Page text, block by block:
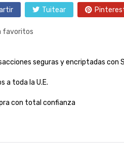
Tuitear
favoritos
seguras y encriptadas con
a toda la U.E.
con total confianza